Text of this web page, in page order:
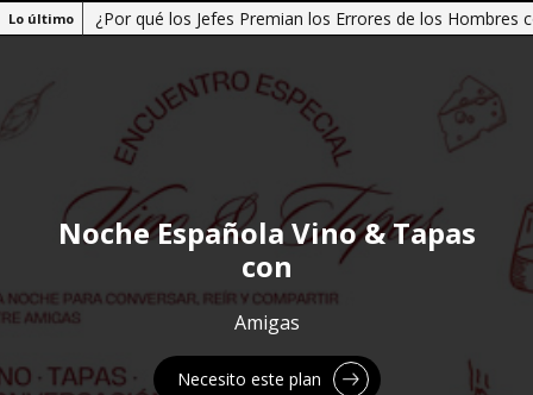
Lo último ¿Por qué los Jefes Premian los Errores de los Hombres
Noche Española Vino & Tapas
con
Amigas
Necesito este plan